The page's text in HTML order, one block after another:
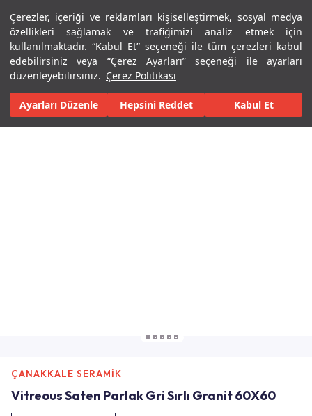
Çerezler, içeriği ve reklamları kişiselleştirmek, sosyal medya
özellikleri sağlamak ve trafiğimizi analiz etmek için
kullanılmaktadır. “Kabul Et” seçeneği ile tüm çerezleri kabul
edebilirsiniz veya “Çerez Ayarları” seçeneği ile ayarları
düzenleyebilirsiniz. Çerez Politikası
Ayarları Düzenle Hepsini Reddet Kabul Et
Menü Menü
Ana Sayfa Karolar Konut İçi Alanlar Banyo Seramikleri
Tüm Görseller(6)
ÇANAKKALE SERAMİK
Vitreous Saten Parlak Gri Sırlı Granit 60X60